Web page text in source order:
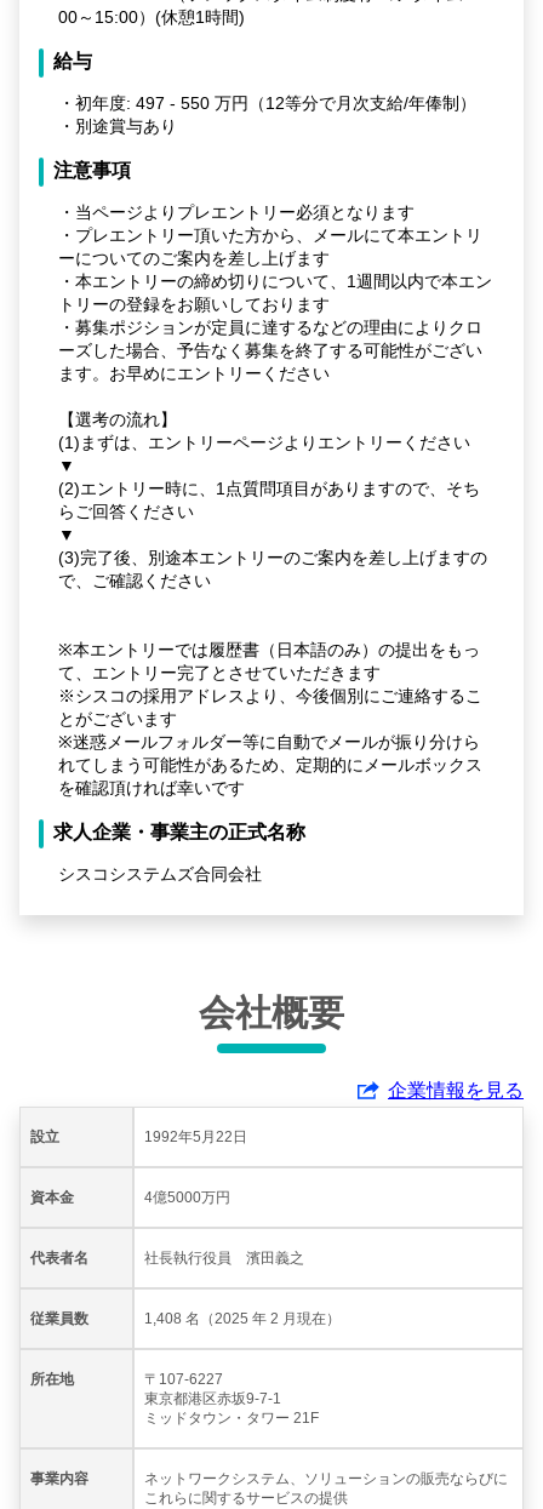
00～15:00）(休憩1時間)
給与
・初年度: 497 - 550 万円（12等分で月次支給/年俸制）
・別途賞与あり
注意事項
・当ページよりプレエントリー必須となります
・プレエントリー頂いた方から、メールにて本エントリ
ーについてのご案内を差し上げます
・本エントリーの締め切りについて、1週間以内で本エン
トリーの登録をお願いしております
・募集ポジションが定員に達するなどの理由によりクロ
ーズした場合、予告なく募集を終了する可能性がござい
ます。お早めにエントリーください
【選考の流れ】
(1)まずは、エントリーページよりエントリーください
▼
(2)エントリー時に、1点質問項目がありますので、そち
らご回答ください
▼
(3)完了後、別途本エントリーのご案内を差し上げますの
で、ご確認ください
※本エントリーでは履歴書（日本語のみ）の提出をもっ
て、エントリー完了とさせていただきます
※シスコの採用アドレスより、今後個別にご連絡するこ
とがございます
※迷惑メールフォルダー等に自動でメールが振り分けら
れてしまう可能性があるため、定期的にメールボックス
を確認頂ければ幸いです
求人企業・事業主の正式名称
シスコシステムズ合同会社
会社概要
企業情報を見る
設立 1992年5月22日
資本金 4億5000万円
代表者名 社長執行役員 濱田義之
従業員数 1,408 名（2025 年 2 月現在）
所在地
〒107-6227
東京都港区赤坂9-7-1
ミッドタウン・タワー 21F
事業内容
ネットワークシステム、ソリューションの販売ならびに
これらに関するサービスの提供